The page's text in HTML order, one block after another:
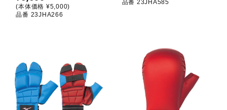
ジュニア／キッズ
(本体価格 ¥5,000)
品番 23JHA266
品番 23JHA585